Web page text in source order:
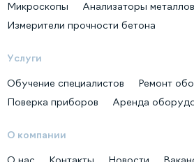
Микроскопы
Анализаторы металлов
Измерители прочности бетона
Услуги
Обучение специалистов
Ремонт
Поверка приборов
Аренда
О компании
О нас Контакты Новости